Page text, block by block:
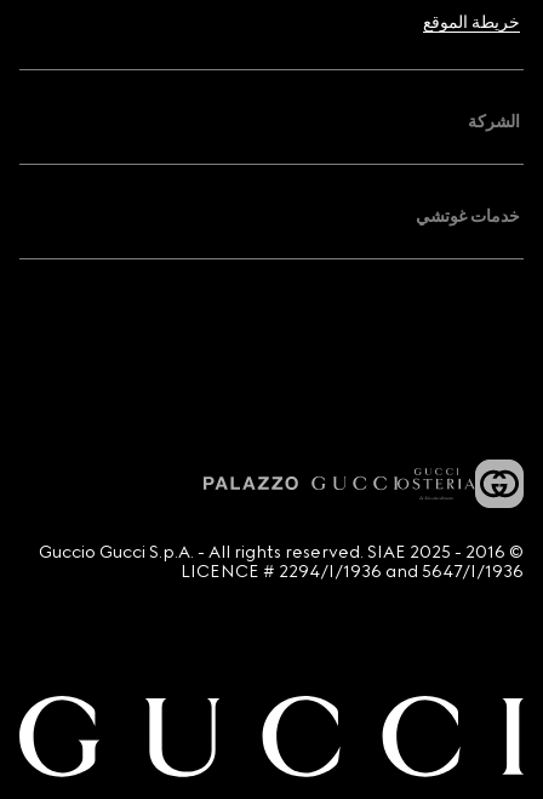
خريطة الموقع
الشركة
خدمات غوتشي
© 2016 - 2025 Guccio Gucci S.p.A. - All rights reserved. SIAE
LICENCE # 2294/I/1936 and 5647/I/1936